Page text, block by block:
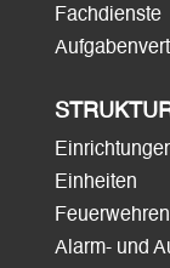
Fachdienste
Einheiten
Feuerwehren
Alarm- und